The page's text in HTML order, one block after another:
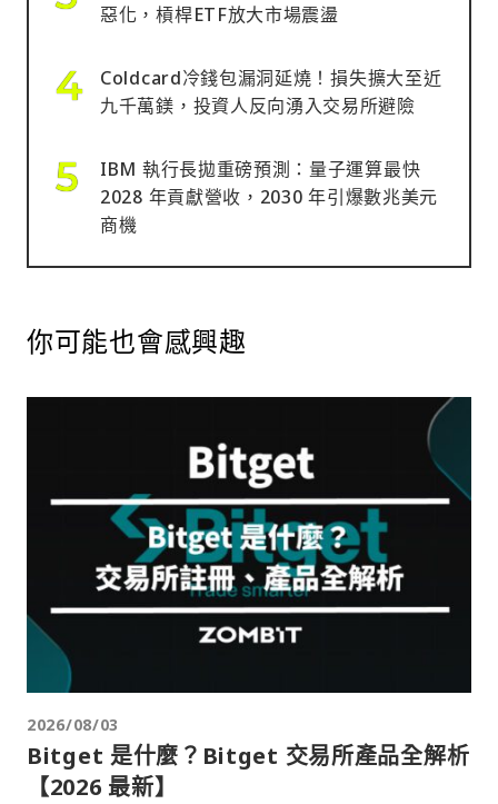
惡化，槓桿ETF放大市場震盪
Coldcard冷錢包漏洞延燒！損失擴大至近
九千萬鎂，投資人反向湧入交易所避險
IBM 執行長拋重磅預測：量子運算最快
2028 年貢獻營收，2030 年引爆數兆美元
商機
你可能也會感興趣
2026/08/03
Bitget 是什麼？Bitget 交易所產品全解析
【2026 最新】